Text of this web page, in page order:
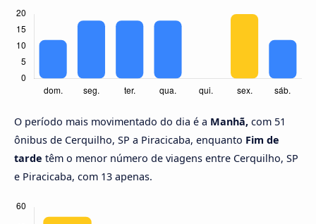
O período mais movimentado do dia é a Manhã, com 51
ônibus de Cerquilho, SP a Piracicaba, enquanto Fim de
tarde têm o menor número de viagens entre Cerquilho, SP
e Piracicaba, com 13 apenas.